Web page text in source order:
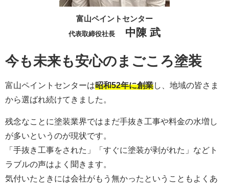
富山ペイントセンター
代表取締役社長 中陳 武
今も未来も安心のまごころ塗装
富山ペイントセンターは昭和52年に創業し、地域の皆さま
から選ばれ続けてきました。
残念なことに塗装業界ではまだ手抜き工事や料金の水増し
が多いというのが現状です。
「手抜き工事をされた」「すぐに塗装が剥がれた」などト
ラブルの声はよく聞きます。
気付いたときには会社がもう無かったということもよくあ